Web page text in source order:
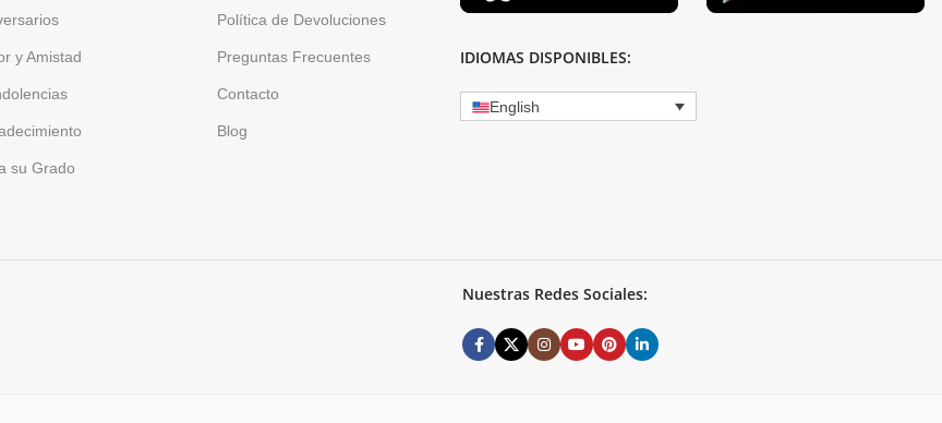
y Amistad
su Grado
Política de Devoluciones
Preguntas Frecuentes
Contacto
Blog
IDIOMAS DISPONIBLES:
English
Nuestras Redes Sociales: